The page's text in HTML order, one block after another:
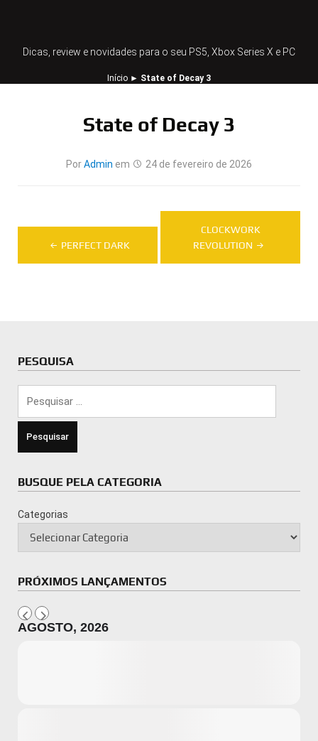
Dicas, review e novidades para o seu PS5, Xbox Series X e PC
Início ► State of Decay 3
State of Decay 3
PorAdmin em 24 de fevereiro de 2026
Navegação
PERFECT DARK
CLOCKWORK
REVOLUTION
PESQUISA
BUSQUE PELA CATEGORIA
Categorias
PRÓXIMOS LANÇAMENTOS
AGOSTO, 2026